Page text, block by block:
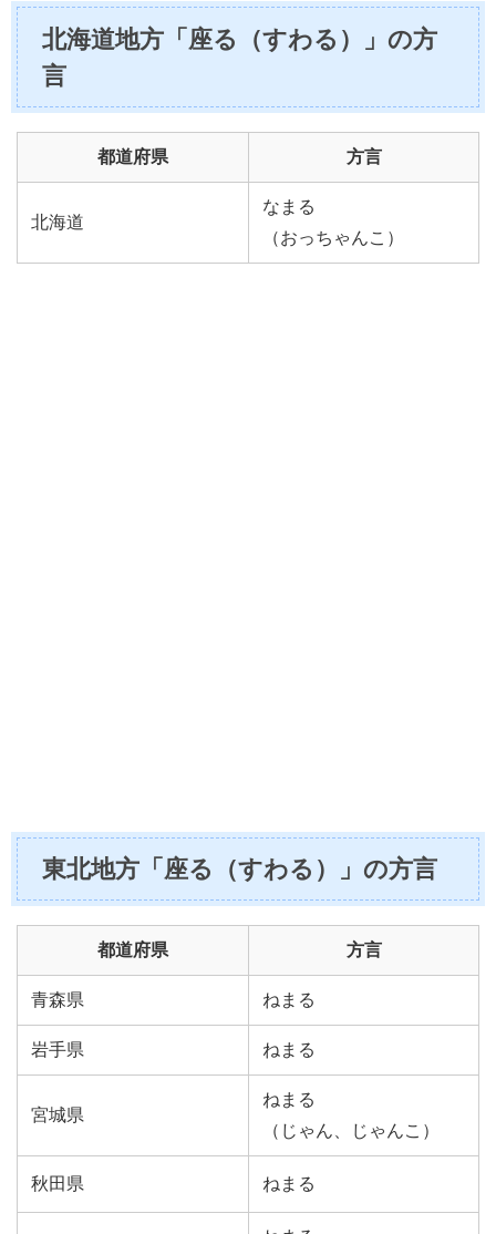
北海道地方「座る（すわる）」の方
言
都道府県 方言
北海道
なまる
（おっちゃんこ）
東北地方「座る（すわる）」の方言
都道府県 方言
青森県 ねまる
岩手県 ねまる
宮城県
ねまる
（じゃん、じゃんこ）
秋田県 ねまる